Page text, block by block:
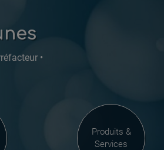
•
Produits &
Services